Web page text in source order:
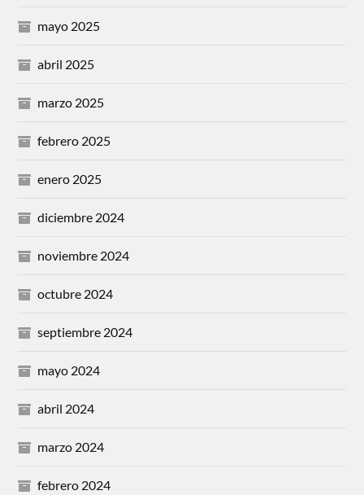
mayo 2025
abril 2025
marzo 2025
febrero 2025
enero 2025
diciembre 2024
noviembre 2024
octubre 2024
septiembre 2024
mayo 2024
abril 2024
marzo 2024
febrero 2024